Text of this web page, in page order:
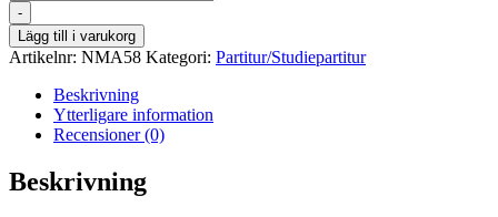
-
Lägg till i varukorg
Artikelnr: NMA58 Kategori: Partitur/Studiepartitur
Beskrivning
Ytterligare information
Recensioner (0)
Beskrivning